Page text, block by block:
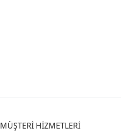
MÜŞTERİ HİZMETLERİ